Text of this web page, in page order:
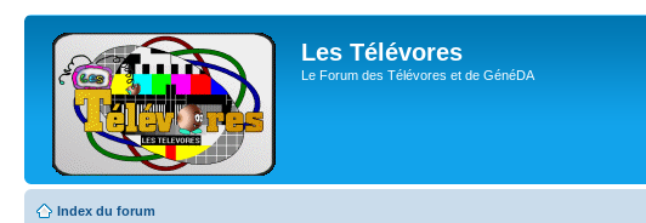
Les Télévores
Le Forum des Télévores et de GénéDA
Index du forum